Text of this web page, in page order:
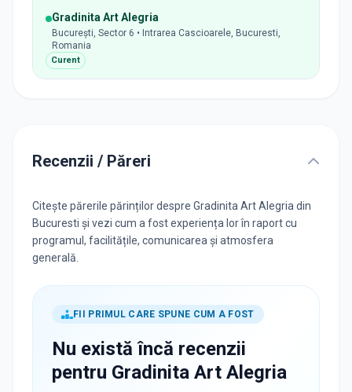
Gradinita Art Alegria
București, Sector 6 • Intrarea Cascioarele, Bucuresti,
Romania
Curent
Recenzii / Păreri
Citește părerile părinților despre Gradinita Art Alegria din
Bucuresti și vezi cum a fost experiența lor în raport cu
programul, facilitățile, comunicarea și atmosfera
generală.
FII PRIMUL CARE SPUNE CUM A FOST
Nu există încă recenzii
pentru Gradinita Art Alegria